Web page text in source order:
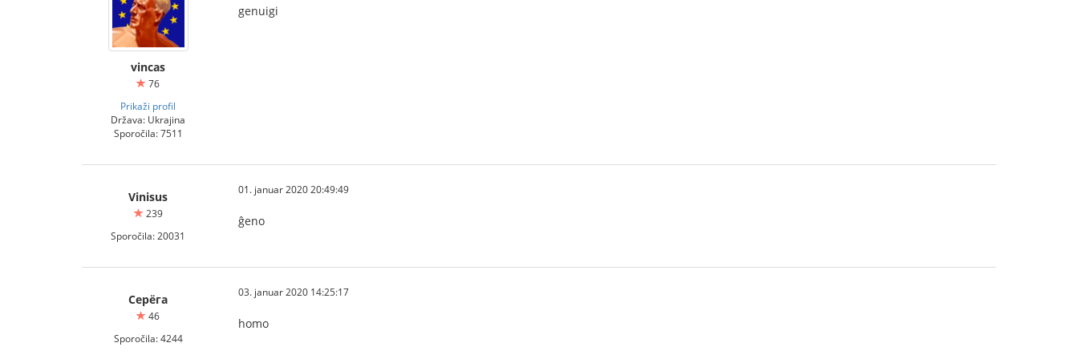
vincas
76
Prikaži profil
Država: Ukrajina
Sporočila: 7511
genuigi
Vinisus
239
Sporočila: 20031
01. januar 2020 20:49:49
ĝeno
Серёга
46
Sporočila: 4244
03. januar 2020 14:25:17
homo